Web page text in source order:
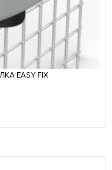
EASY FIX